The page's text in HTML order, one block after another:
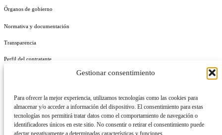
Gestionar consentimiento
Para ofrecer la mejor experiencia, utilizamos tecnologías como las cookies para
almacenar y/o acceder a información del dispositivo. El consentimiento para estas
tecnologías nos permitirá tratar datos como el comportamiento de navegación o
identificadores únicos en este sitio. No consentir o retirar el consentimiento puede
afectar negativamente a determinadas características y funciones.
Órganos de gobierno
Normativa y documentación
Transparencia
Perfil del contratante